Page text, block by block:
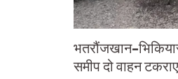
भतरौंजखान-
समीप दो वाहन